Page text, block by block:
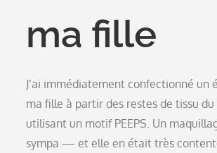
ma fille
J’ai immédiatement confectionné un
ma fille à partir des restes de tissu du
utilisant un motif PEEPS. Un
sympa — et elle en était très